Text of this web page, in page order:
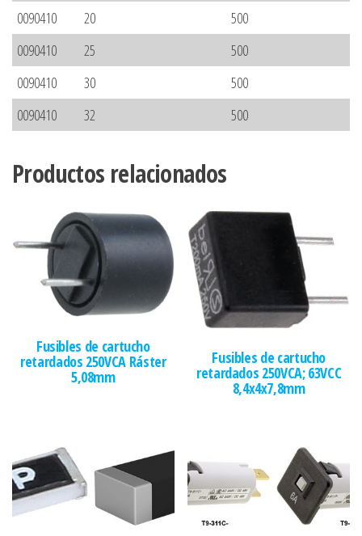
0090410 20
500
0090410
25
500
0090410
30
500
0090410
32 500
Productos relacionados
Fusibles de cartucho
retardados 250VCA Ráster
5,08mm
Fusibles de cartucho
retardados 250VCA; 63VCC
8,4x4x7,8mm